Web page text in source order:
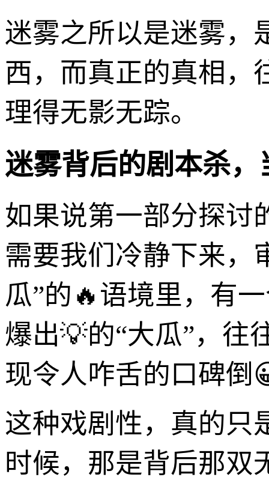
迷雾之所以是迷雾，
西，而真正的真相，
理得无影无踪。
迷雾背后的剧本杀
如果说第一部分探讨
需要我们冷静下来，
瓜”的🔥语境里，有
爆出💡的“大瓜”，往
现令人咋舌的口碑倒
这种戏剧性，真的只
时候，那是背后那双